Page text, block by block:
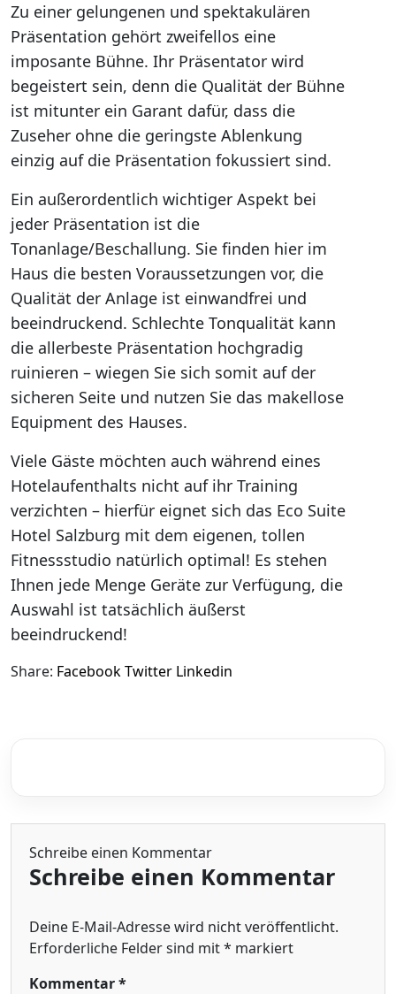
Zu einer gelungenen und spektakulären
Präsentation gehört zweifellos eine
imposante Bühne. Ihr Präsentator wird
begeistert sein, denn die Qualität der Bühne
ist mitunter ein Garant dafür, dass die
Zuseher ohne die geringste Ablenkung
einzig auf die Präsentation fokussiert sind.
Ein außerordentlich wichtiger Aspekt bei
jeder Präsentation ist die
Tonanlage/Beschallung. Sie finden hier im
Haus die besten Voraussetzungen vor, die
Qualität der Anlage ist einwandfrei und
beeindruckend. Schlechte Tonqualität kann
die allerbeste Präsentation hochgradig
ruinieren – wiegen Sie sich somit auf der
sicheren Seite und nutzen Sie das makellose
Equipment des Hauses.
Viele Gäste möchten auch während eines
Hotelaufenthalts nicht auf ihr Training
verzichten – hierfür eignet sich das Eco Suite
Hotel Salzburg mit dem eigenen, tollen
Fitnessstudio natürlich optimal! Es stehen
Ihnen jede Menge Geräte zur Verfügung, die
Auswahl ist tatsächlich äußerst
beeindruckend!
Share: FacebookTwitter Linkedin
Schreibe einen Kommentar
Schreibe einen Kommentar
Deine E-Mail-Adresse wird nicht veröffentlicht.
Erforderliche Felder sind mit* markiert
Kommentar*